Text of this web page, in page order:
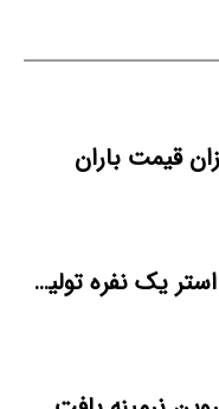
قیمت باران
قیمت روتختی پلی استر یک نفره تولیدی تهران